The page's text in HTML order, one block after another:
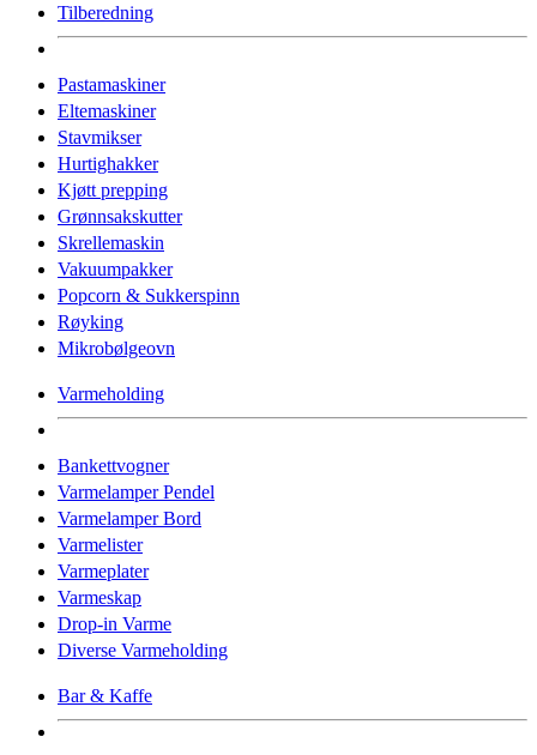
Tilberedning
Pastamaskiner
Eltemaskiner
Stavmikser
Hurtighakker
Kjøtt prepping
Grønnsakskutter
Skrellemaskin
Vakuumpakker
Popcorn & Sukkerspinn
Røyking
Mikrobølgeovn
Varmeholding
Bankettvogner
Varmelamper Pendel
Varmelamper Bord
Varmelister
Varmeplater
Varmeskap
Drop-in Varme
Diverse Varmeholding
Bar & Kaffe